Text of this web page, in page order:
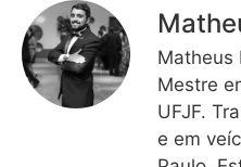
Matheus
Mestre
UFJF.
e em